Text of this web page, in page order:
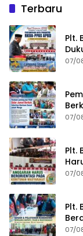
Terbaru
Plt.
07/
07/
Plt.
07/
Plt.
07/